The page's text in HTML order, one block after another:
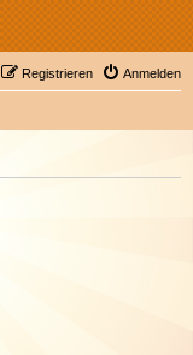
Anmelden
Registrieren